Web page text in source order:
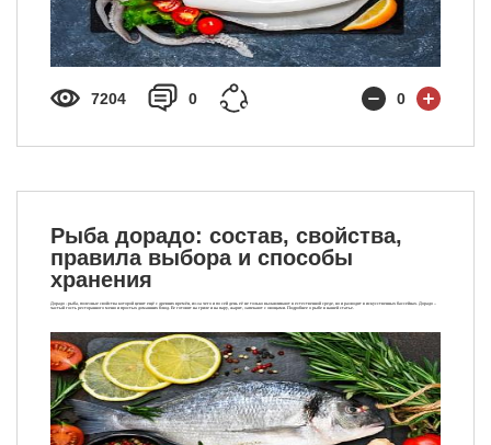
7204 0 0
Рыба дорадо: состав, свойства,
правила выбора и способы
хранения
Дорадо - рыба, полезные свойства которой ценят ещё с древних времён, из-за чего и по сей день её не только вылавливают в естественной среде, но и разводят в искусственных бассейнах. Дорадо –
частый гость ресторанного меню и простых домашних блюд. Ее готовят на гриле и на пару, жарят, запекают с овощами. Подробнее о рыбе в нашей статье.